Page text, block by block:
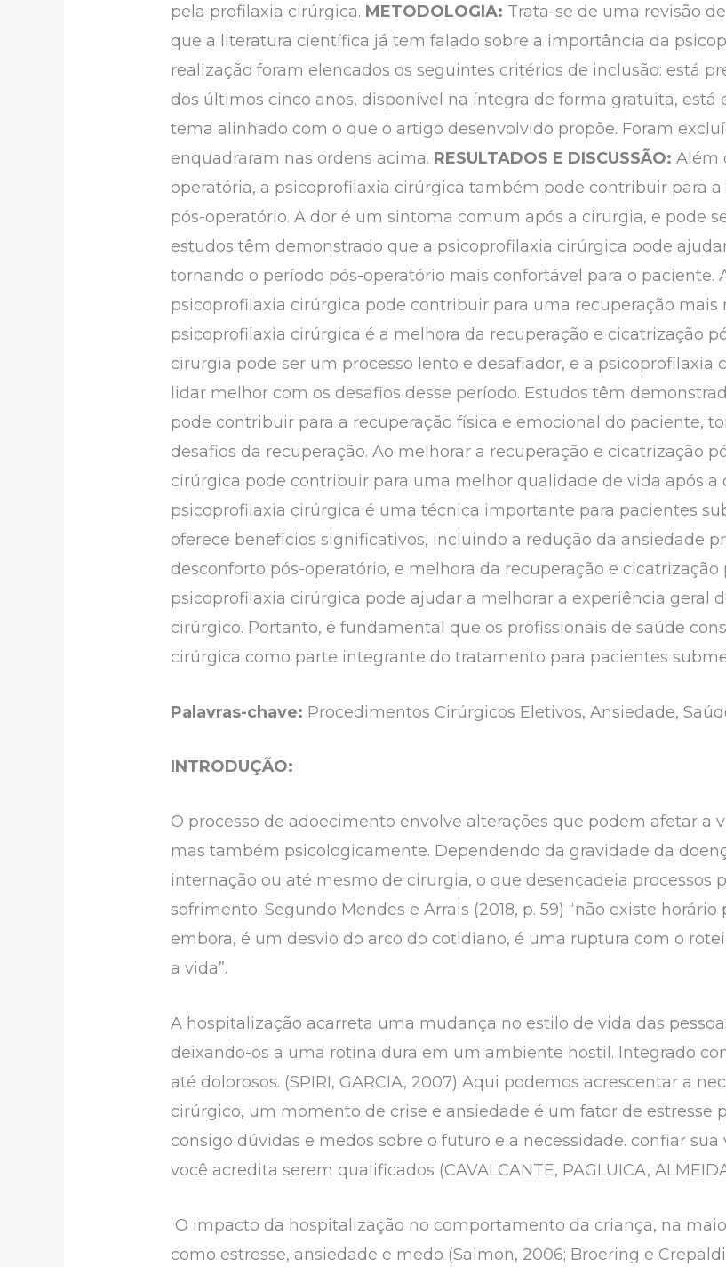
pela profilaxia cirúrgica. METODOLOGIA: Trata-se de uma revisão
que a literatura científica já tem falado sobre a importância da
realização foram elencados os seguintes critérios de inclusão: está
dos últimos cinco anos, disponível na íntegra de forma gratuita, está
tema alinhado com o que o artigo desenvolvido propõe. Foram
enquadraram nas ordens acima. RESULTADOS E DISCUSSÃO:Além
operatória, a psicoprofilaxia cirúrgica também pode contribuir para
pós-operatório. A dor é um sintoma comum após a cirurgia, e pode
estudos têm demonstrado que a psicoprofilaxia cirúrgica pode
tornando o período pós-operatório mais confortável para o paciente.
psicoprofilaxia cirúrgica pode contribuir para uma recuperação mais
psicoprofilaxia cirúrgica é a melhora da recuperação e cicatrização
cirurgia pode ser um processo lento e desafiador, e a psicoprofilaxia
lidar melhor com os desafios desse período. Estudos têm
pode contribuir para a recuperação física e emocional do paciente,
desafios da recuperação. Ao melhorar a recuperação e cicatrização
cirúrgica pode contribuir para uma melhor qualidade de vida após a
psicoprofilaxia cirúrgica é uma técnica importante para pacientes
oferece benefícios significativos, incluindo a redução da ansiedade
desconforto pós-operatório, e melhora da recuperação e cicatrização
psicoprofilaxia cirúrgica pode ajudar a melhorar a experiência geral
cirúrgico. Portanto, é fundamental que os profissionais de saúde
cirúrgica como parte integrante do tratamento para pacientes
Palavras-chave: Procedimentos Cirúrgicos Eletivos, Ansiedade,
INTRODUÇÃO:
O processo de adoecimento envolve alterações que podem afetar a
mas também psicologicamente. Dependendo da gravidade da
internação ou até mesmo de cirurgia, o que desencadeia processos
sofrimento. Segundo Mendes e Arrais (2018, p. 59) “não existe
embora, é um desvio do arco do cotidiano, é uma ruptura com o
a vida”.
A hospitalização acarreta uma mudança no estilo de vida das
deixando-os a uma rotina dura em um ambiente hostil. Integrado
até dolorosos. (SPIRI, GARCIA, 2007) Aqui podemos acrescentar a
cirúrgico, um momento de crise e ansiedade é um fator de estresse
consigo dúvidas e medos sobre o futuro e a necessidade. confiar
você acredita serem qualificados (CAVALCANTE, PAGLUICA,
O impacto da hospitalização no comportamento da criança, na
como estresse, ansiedade e medo (Salmon, 2006; Broering e